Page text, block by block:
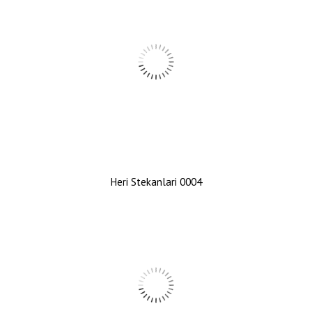
Heri Stekanlari 0004